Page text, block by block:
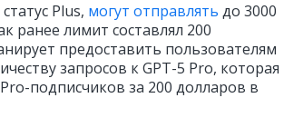
Plus, могут отправлять до 3000
ранее лимит составлял 200
предоставить пользователям
запросов к GPT-5 Pro, которая
подписчиков за 200 долларов в